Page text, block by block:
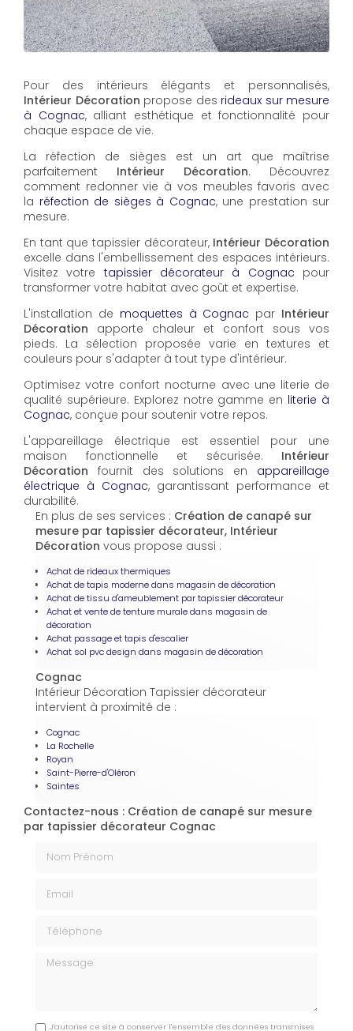
Pour des intérieurs élégants et personnalisés,
Intérieur Décoration propose des rideaux sur mesure
à Cognac, alliant esthétique et fonctionnalité pour
chaque espace de vie.
La réfection de sièges est un art que maîtrise
parfaitement Intérieur Décoration. Découvrez
comment redonner vie à vos meubles favoris avec
la réfection de sièges à Cognac, une prestation sur
mesure.
En tant que tapissier décorateur, Intérieur Décoration
excelle dans l'embellissement des espaces intérieurs.
Visitez votre tapissier décorateur à Cognac pour
transformer votre habitat avec goût et expertise.
L'installation de moquettes à Cognac par Intérieur
Décoration apporte chaleur et confort sous vos
pieds. La sélection proposée varie en textures et
couleurs pour s'adapter à tout type d'intérieur.
Optimisez votre confort nocturne avec une literie de
qualité supérieure. Explorez notre gamme en literie à
Cognac, conçue pour soutenir votre repos.
L'appareillage électrique est essentiel pour une
maison fonctionnelle et sécurisée. Intérieur
Décoration fournit des solutions en appareillage
électrique à Cognac, garantissant performance et
durabilité.
En plus de ses services : Création de canapé sur
mesure par tapissier décorateur, Intérieur
Décoration vous propose aussi :
Achat de rideaux thermiques
Achat de tapis moderne dans magasin de décoration
Achat de tissu d'ameublement par tapissier décorateur
Achat et vente de tenture murale dans magasin de
décoration
Achat passage et tapis d'escalier
Achat sol pvc design dans magasin de décoration
Cognac
Intérieur Décoration Tapissier décorateur
intervient à proximité de :
Cognac
La Rochelle
Royan
Saint-Pierre-d'Oléron
Saintes
Contactez-nous : Création de canapé sur mesure
par tapissier décorateur Cognac
Message
J'autorise ce site à conserver l'ensemble des données transmises